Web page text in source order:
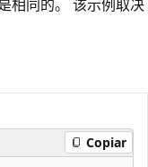
相同的。 该示例取决
Copiar